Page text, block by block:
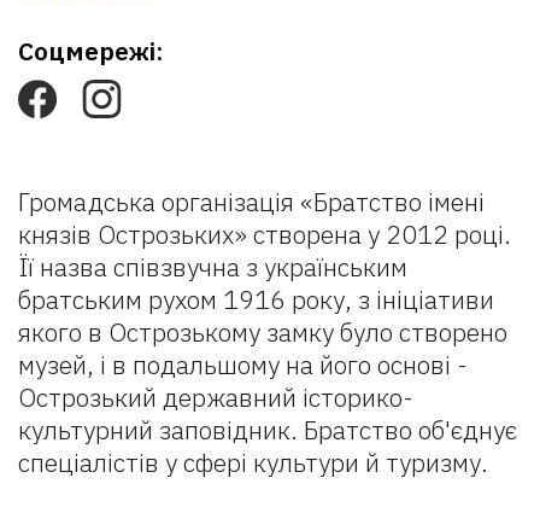
Громадська організація «Братство імені
князів Острозьких» створена у 2012 році.
Її назва співзвучна з українським
братським рухом 1916 року, з ініціативи
якого в Острозькому замку було створено
музей, і в подальшому на його основі -
Острозький державний історико-
культурний заповідник. Братство об'єднує
спеціалістів у сфері культури й туризму.
Соцмережі: